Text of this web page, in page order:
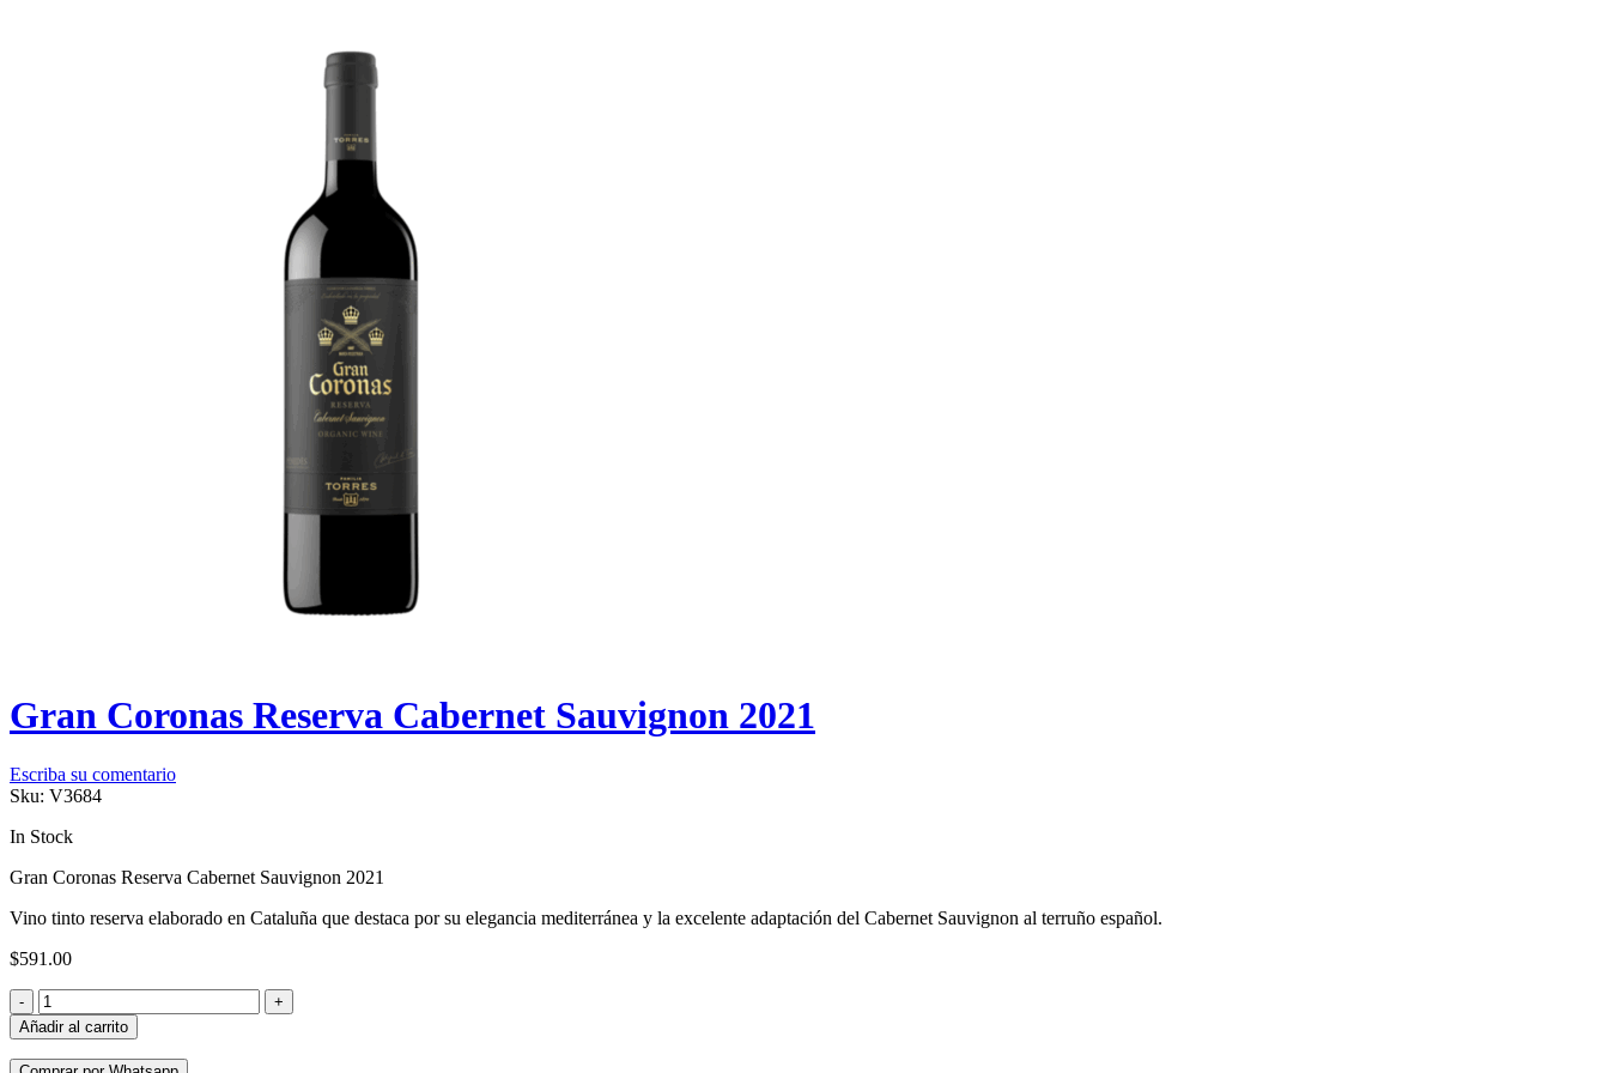
Gran Coronas Reserva Cabernet Sauvignon 2021
Escriba su comentario
Sku: V3684
In Stock
Gran Coronas Reserva Cabernet Sauvignon 2021
Vino tinto reserva elaborado en Cataluña que destaca por su elegancia mediterránea y la excelente adaptación del Cabernet Sauvignon al terruño español.
$591.00
Añadir al carrito